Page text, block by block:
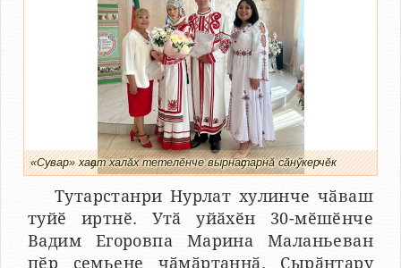
«Сувар» хаҫат халӑх тетелӗнче вырнаҫтарнӑ сӑнӳкерчӗк
Тутарстанри Нурлат хулинче чӑваш
туйӗ иртнӗ. Утӑ уйӑхӗн 30-мӗшӗнче
Вадим Егоровпа Марина Маланьеван
пӗр ҫемьене чӑмӑртаннӑ. Ҫырӑнтару